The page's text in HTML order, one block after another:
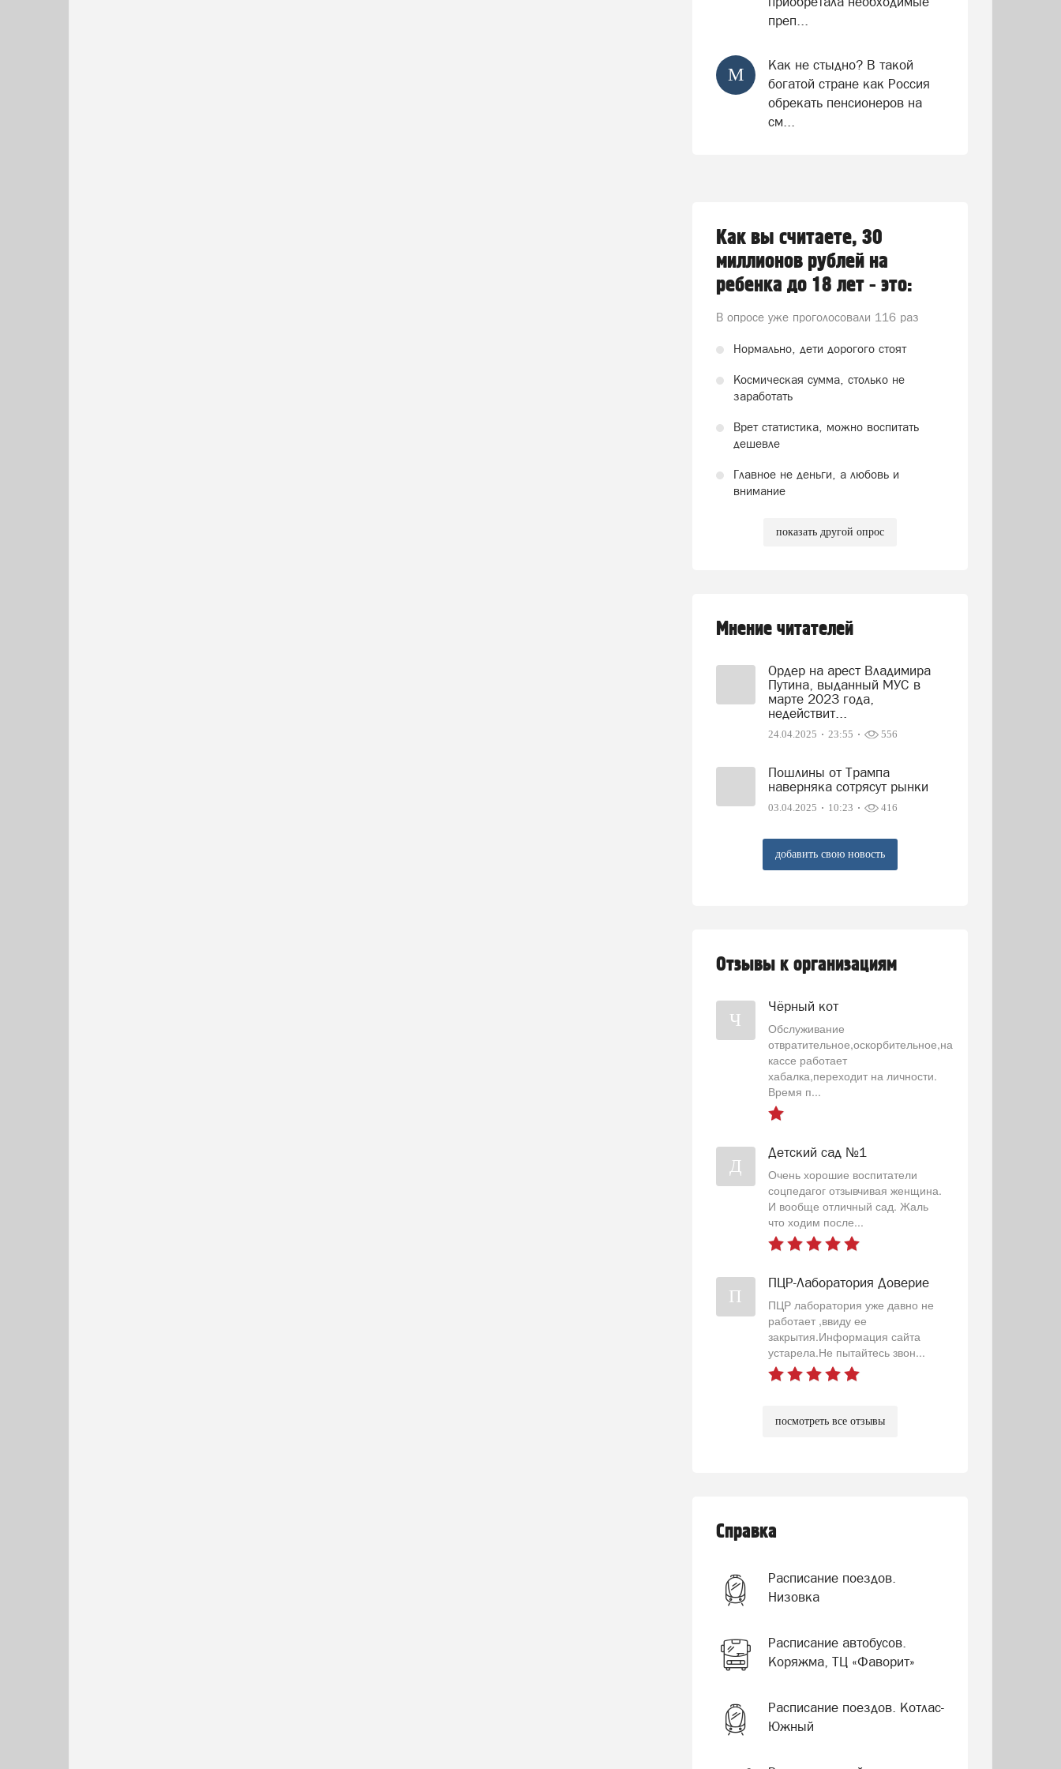
преп...
М
Как не стыдно? В такой
богатой стране как Россия
обрекать пенсионеров на
см...
Как вы считаете, 30
миллионов рублей на
ребенка до 18 лет - это:
В опросе уже проголосовали 116 раз
Нормально, дети дорогого стоят
Космическая сумма, столько не
заработать
Врет статистика, можно воспитать
дешевле
Главное не деньги, а любовь и
внимание
показать другой опрос
Мнение читателей
Ордер на арест Владимира
Путина, выданный МУС в
марте 2023 года,
недействит...
24.04.2025 23:55 556
Пошлины от Трампа
наверняка сотрясут рынки
03.04.2025 10:23 416
добавить свою новость
Отзывы к организациям
Ч
Чёрный кот
Обслуживание
отвратительное,оскорбительное,на
кассе работает
хабалка,переходит на личности.
Время п...
Д
Детский сад №1
Очень хорошие воспитатели
соцпедагог отзывчивая женщина.
И вообще отличный сад. Жаль
что ходим после...
П
ПЦР-Лаборатория Доверие
ПЦР лаборатория уже давно не
работает ,ввиду ее
закрытия.Информация сайта
устарела.Не пытайтесь звон...
посмотреть все отзывы
Справка
Расписание поездов.
Низовка
Расписание автобусов.
Коряжма, ТЦ «Фаворит»
Расписание поездов. Котлас-
Южный